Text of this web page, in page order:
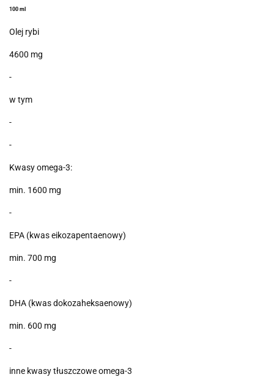
100 ml
Olej rybi
4600 mg
-
w tym
-
-
Kwasy omega-3:
min. 1600 mg
-
EPA (kwas eikozapentaenowy)
min. 700 mg
-
DHA (kwas dokozaheksaenowy)
min. 600 mg
-
inne kwasy tłuszczowe omega-3